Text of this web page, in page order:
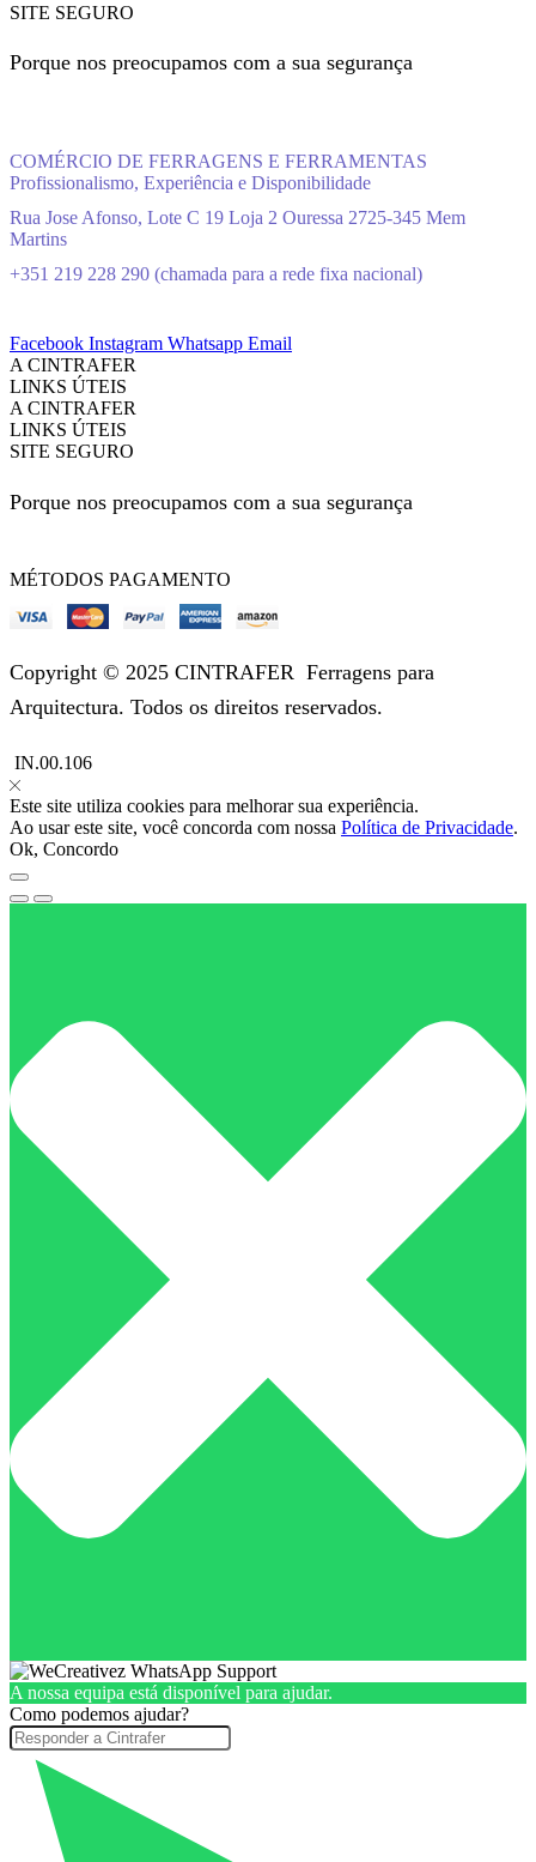
SITE SEGURO
Porque nos preocupamos com a sua segurança
COMÉRCIO DE FERRAGENS E FERRAMENTAS
Profissionalismo, Experiência e Disponibilidade
Rua Jose Afonso, Lote C 19 Loja 2 Ouressa 2725-345 Mem
Martins
+351 219 228 290 (chamada para a rede fixa nacional)
Facebook Instagram Whatsapp Email
A CINTRAFER
LINKS ÚTEIS
A CINTRAFER
LINKS ÚTEIS
SITE SEGURO
Porque nos preocupamos com a sua segurança
MÉTODOS PAGAMENTO
Copyright © 2025 CINTRAFER Ferragens para
Arquitectura. Todos os direitos reservados.
IN.00.106
Este site utiliza cookies para melhorar sua experiência.
Ao usar este site, você concorda com nossa Política de Privacidade.
Ok, Concordo
A nossa equipa está disponível para ajudar.
Como podemos ajudar?